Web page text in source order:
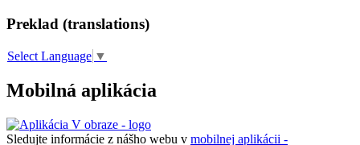
Preklad (translations)
Select Language ▼
Mobilná aplikácia
Sledujte informácie z nášho webu v mobilnej aplikácii -